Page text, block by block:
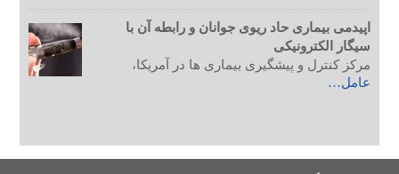
اپیدمی بیماری حاد ریوی جوانان و رابطه آن با
سیگار الکترونیکی
مرکز کنترل و پیشگیری بیماری ها در آمریکا،
عامل…